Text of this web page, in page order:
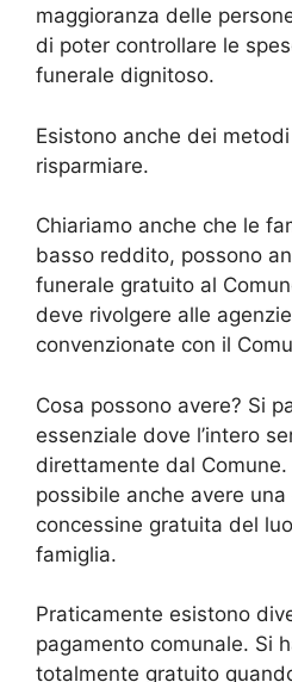
maggioranza delle
di poter controllare le
funerale dignitoso.
Esistono anche dei
risparmiare.
Chiariamo anche che le
basso reddito, possono
funerale gratuito al
deve rivolgere alle
convenzionate con il
Cosa possono avere? Si
essenziale dove l’intero
direttamente dal
possibile anche avere
concessine gratuita del
famiglia.
Praticamente esistono
pagamento comunale. Si
totalmente gratuito